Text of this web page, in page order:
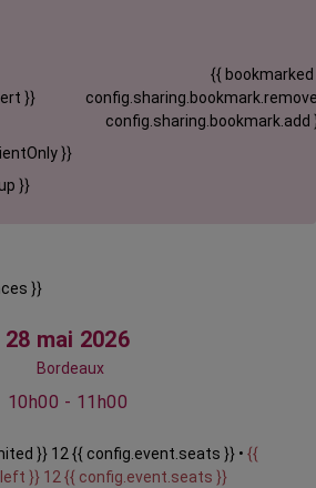
}}
{{ bookmarked
config.sharing.bookmark.add
}}
}}
}}
28 mai 2026
Bordeaux
10h00 - 11h00
}} 12 {{ config.event.seats }} • {{
}} 12 {{ config.event.seats }}